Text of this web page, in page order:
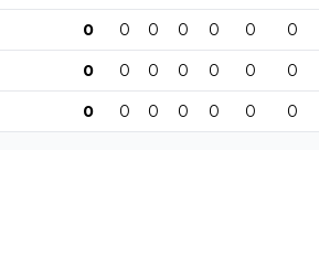
0 0 0 0 0 0 0
0 0 0 0 0 0 0
0 0 0 0 0 0 0